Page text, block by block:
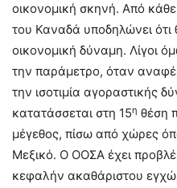
οικονομική σκηνή. Από
του Καναδά υποδηλώνει ότι
οικονομική δύναμη. Λίγοι
την παράμετρο, όταν
την ισοτιμία αγοραστικής
κατατάσσεται στη 15η θέση
μέγεθος, πίσω από χώρες
Μεξικό. Ο ΟΟΣΑ έχει
κεφαλήν ακαθάριστου